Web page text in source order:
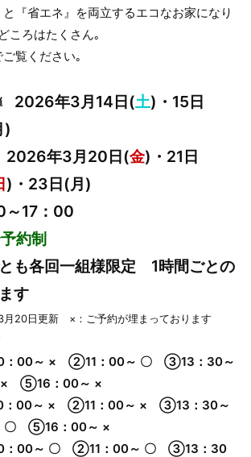
『省エネ』を両立するエコなお家になり
ころはたくさん｡
覧ください｡
2026年3月14日(土)・15日
)
2026年3月20日(金)・21日
)・23日(月)
17：00
約制
回一組様限定 1時間ごとの
す
月20日更新 ×：ご予約が埋まっております
：00～ × ②11：00～ 〇 ③13：30～
× ⑤16：00～ ×
：00～ × ②11：00～ × ③13：30～
〇 ⑤16：00～ ×
：00～ 〇 ②11：00～ 〇 ③13：30